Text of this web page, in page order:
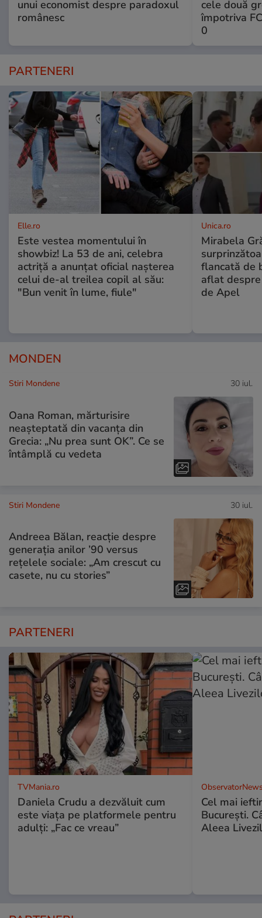
unui economist despre paradoxul
românesc
cele două
împotriva
0
PARTENERI
Elle.ro
Este vestea momentului în
showbiz! La 53 de ani, celebra
actriță a anunțat oficial nașterea
celui de-al treilea copil al său:
"Bun venit în lume, fiule"
Unica.ro
Mirabela
flancată de
aflat
de Apel
MONDEN
Stiri Mondene 30 iul.
Oana Roman, mărturisire
neașteptată din vacanța din
Grecia: „Nu prea sunt OK”. Ce se
întâmplă cu vedeta
Stiri Mondene 30 iul.
Andreea Bălan, reacție despre
generația anilor ’90 versus
rețelele sociale: „Am crescut cu
casete, nu cu stories”
PARTENERI
TVMania.ro
Daniela Crudu a dezvăluit cum
este viața pe platformele pentru
adulți: „Fac ce vreau”
Cel mai
Bucureşti.
Aleea